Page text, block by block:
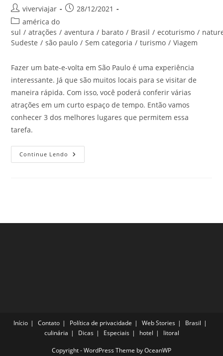
Autor
do
post:
viverviajar
Post28/12/2021
Categoria
do
post:
américa do
sul / atrações / aventura / barato / Brasil / ecoturismo /
Sudeste / são paulo / Sem categoria / turismo / Viagem
Fazer um bate-e-volta em São Paulo é uma experiência
interessante. Já que são muitos locais para se visitar de
maneira rápida. Com isso, você poderá conferir várias
atrações em um curto espaço de tempo. Então vamos
conhecer 3 dos melhores lugares que permitem essa
tarefa.
Continue Lendo Bate-
E-
Paulo
Início Contato Política de privacidade Web Stories
Brasil
culinária
Dicas Especiais hotel litoral
Copyright - WordPress Theme by OceanWP